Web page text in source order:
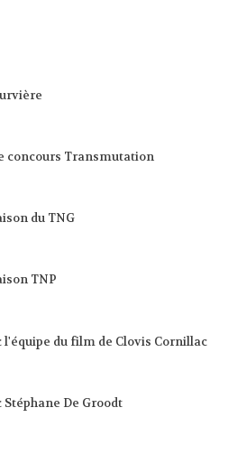
concours Transmutation
du TNG
TNP
l'équipe du film de Clovis Cornillac
De Groodt